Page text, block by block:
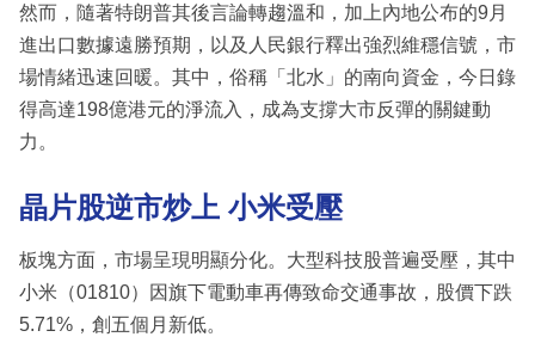
然而，隨著特朗普其後言論轉趨溫和，加上內地公布的9月
進出口數據遠勝預期，以及人民銀行釋出強烈維穩信號，市
場情緒迅速回暖。其中，俗稱「北水」的南向資金，今日錄
得高達198億港元的淨流入，成為支撐大市反彈的關鍵動
力。
晶片股逆市炒上 小米受壓
板塊方面，市場呈現明顯分化。大型科技股普遍受壓，其中
小米（01810）因旗下電動車再傳致命交通事故，股價下跌
5.71%，創五個月新低。